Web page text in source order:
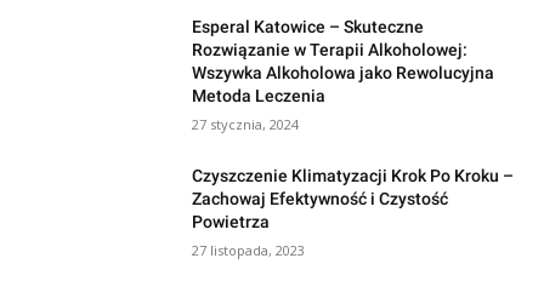
Esperal Katowice – Skuteczne
Rozwiązanie w Terapii Alkoholowej:
Wszywka Alkoholowa jako Rewolucyjna
Metoda Leczenia
27 stycznia, 2024
Czyszczenie Klimatyzacji Krok Po Kroku –
Zachowaj Efektywność i Czystość
Powietrza
27 listopada, 2023